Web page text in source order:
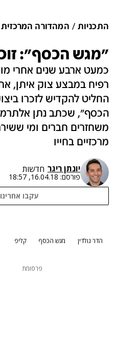
התכניות המהדורה המרכזית
"מגש הכסף":
כמעט ארבע שנים אחרי
רפיח במבצע צוק איתן,
החליט להקדיש לזכרו
הכסף", שכתב נתן
משחזרים חברים ומי
מרכזיים בחייו
יונתן ריגר חדשות
פורסם: 16.04.18, 18:57
עקבו
הדר גולדין מגש הכסף קליפ
פרסומת